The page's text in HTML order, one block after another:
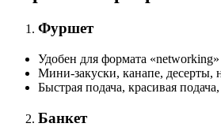
Фуршет
Удобен для формата
Мини-закуски, канапе, десерты,
Быстрая подача, красивая
Банкет